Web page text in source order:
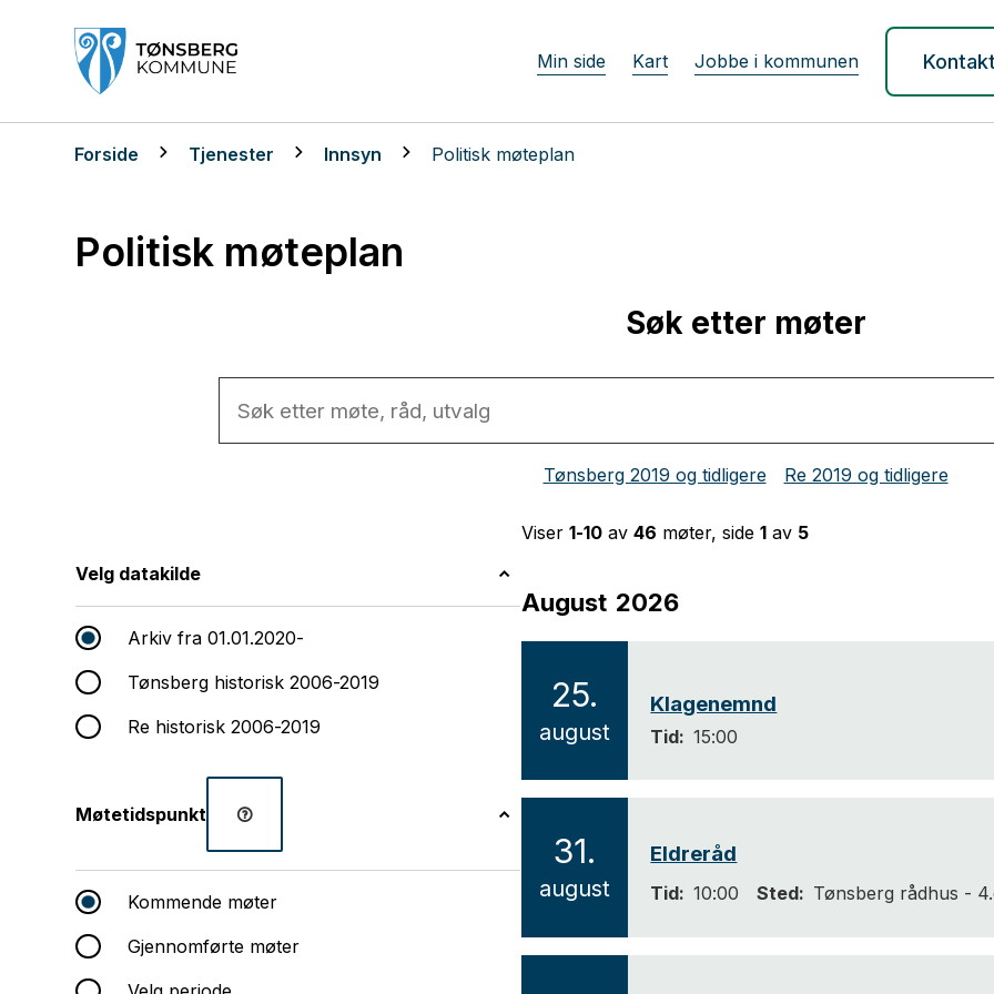
Min side Kart Jobbe i kommunen
Du er her:
Forside Tjenester Innsyn Politisk møteplan
Politisk møteplan
Søk etter møter
Tønsberg 2019 og tidligere Re 2019 og tidligere
Velg datakilde
Arkiv fra 01.01.2020-
Tønsberg historisk 2006-2019
Re historisk 2006-2019
Møtetidspunkt
Kommende møter
Gjennomførte møter
Viser1-10 av46 møter, side1 av 5
R
e
t
i
August 2026
25.
august
2
2
Klagenemnd
Tid 15:00
31.
august
2
2
Eldreråd
Tid 10:00 Sted Tønsberg rådhus -